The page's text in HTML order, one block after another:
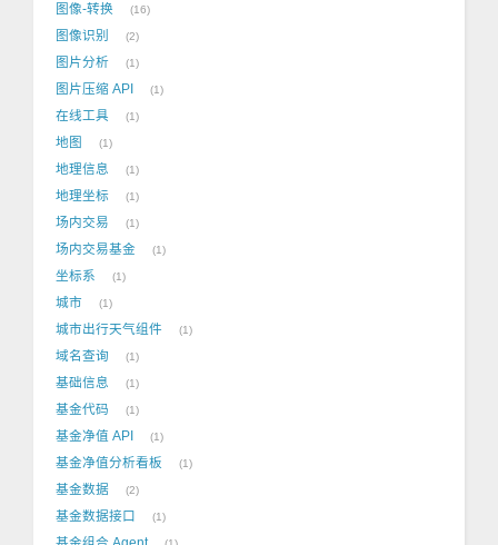
图像-转换 16
图像识别 2
图片分析 1
图片压缩 API 1
在线工具 1
地图 1
地理信息 1
地理坐标 1
场内交易 1
场内交易基金 1
坐标系 1
城市 1
城市出行天气组件 1
域名查询 1
基础信息 1
基金代码 1
基金净值 API 1
基金净值分析看板 1
基金数据 2
基金数据接口 1